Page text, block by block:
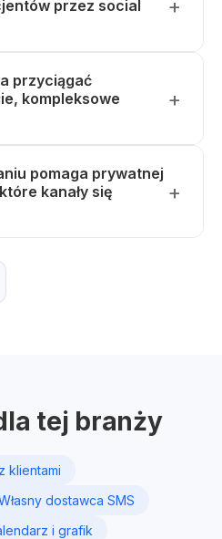
przez social
przyciągać
kompleksowe
pomaga prywatnej
kanały się
tej branży
klientami
dostawca SMS
i grafik